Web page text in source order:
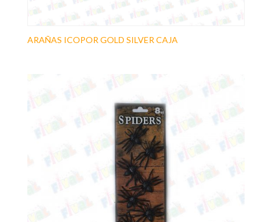
ARAÑAS ICOPOR GOLD SILVER CAJA